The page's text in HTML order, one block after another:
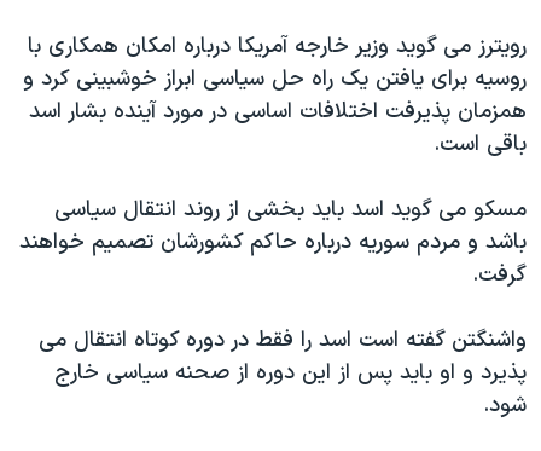
رویترز می گوید وزیر خارجه آمریکا درباره امکان همکاری با
روسیه برای یافتن یک راه حل سیاسی ابراز خوشبینی کرد و
همزمان پذیرفت اختلافات اساسی در مورد آینده بشار اسد
باقی است.
مسکو می گوید اسد باید بخشی از روند انتقال سیاسی
باشد و مردم سوریه درباره حاکم کشورشان تصمیم خواهند
گرفت.
واشنگتن گفته است اسد را فقط در دوره کوتاه انتقال می
پذیرد و او باید پس از این دوره از صحنه سیاسی خارج
شود.